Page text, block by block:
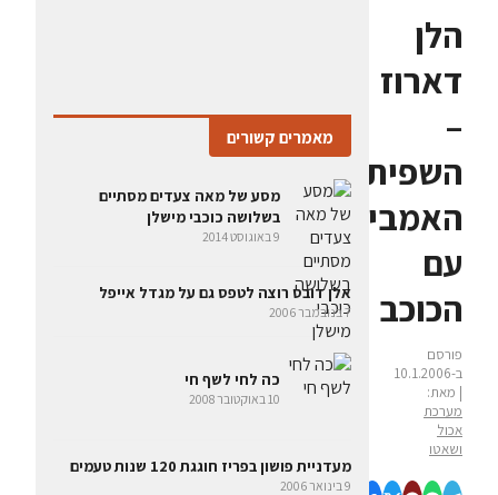
הלן
דארוז
–
השפית
האמביציוזית
עם
הכוכב
פורסם
ב-10.1.2006
| מאת:
מערכת
אכול
ושאטו
מאמרים קשורים
מסע של מאה צעדים מסתיים
בשלושה כוכבי מישלן
9 באוגוסט 2014
אלן דובס רוצה לטפס גם על מגדל אייפל
7 בנובמבר 2006
כה לחי לשף חי
10 באוקטובר 2008
מעדניית פושון בפריז חוגגת 120 שנות טעמים
9 בינואר 2006